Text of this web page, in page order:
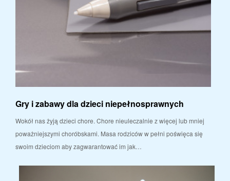
Gry i zabawy dla dzieci niepełnosprawnych
Wokół nas żyją dzieci chore. Chore nieuleczalnie z więcej lub mniej
poważniejszymi choróbskami. Masa rodziców w pełni poświęca się
swoim dzieciom aby zagwarantować im jak…